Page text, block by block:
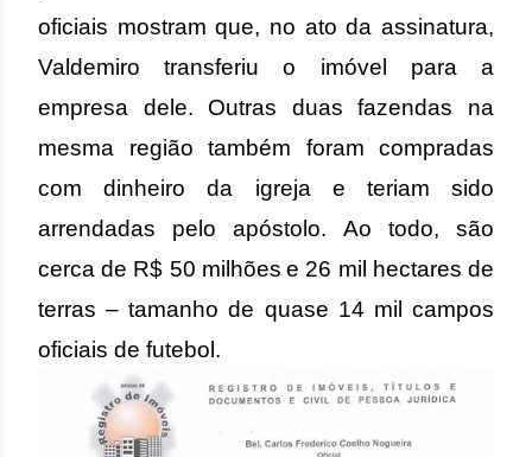
oficiais mostram que, no ato da assinatura,
Valdemiro transferiu o imóvel para a
empresa dele. Outras duas fazendas na
mesma região também foram compradas
com dinheiro da igreja e teriam sido
arrendadas pelo apóstolo. Ao todo, são
cerca de R$ 50 milhões e 26 mil hectares de
terras – tamanho de quase 14 mil campos
oficiais de futebol.